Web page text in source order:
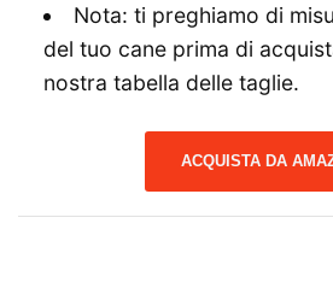
Nota: ti preghiamo di
del tuo cane prima di
nostra tabella delle taglie.
ACQUISTA DA